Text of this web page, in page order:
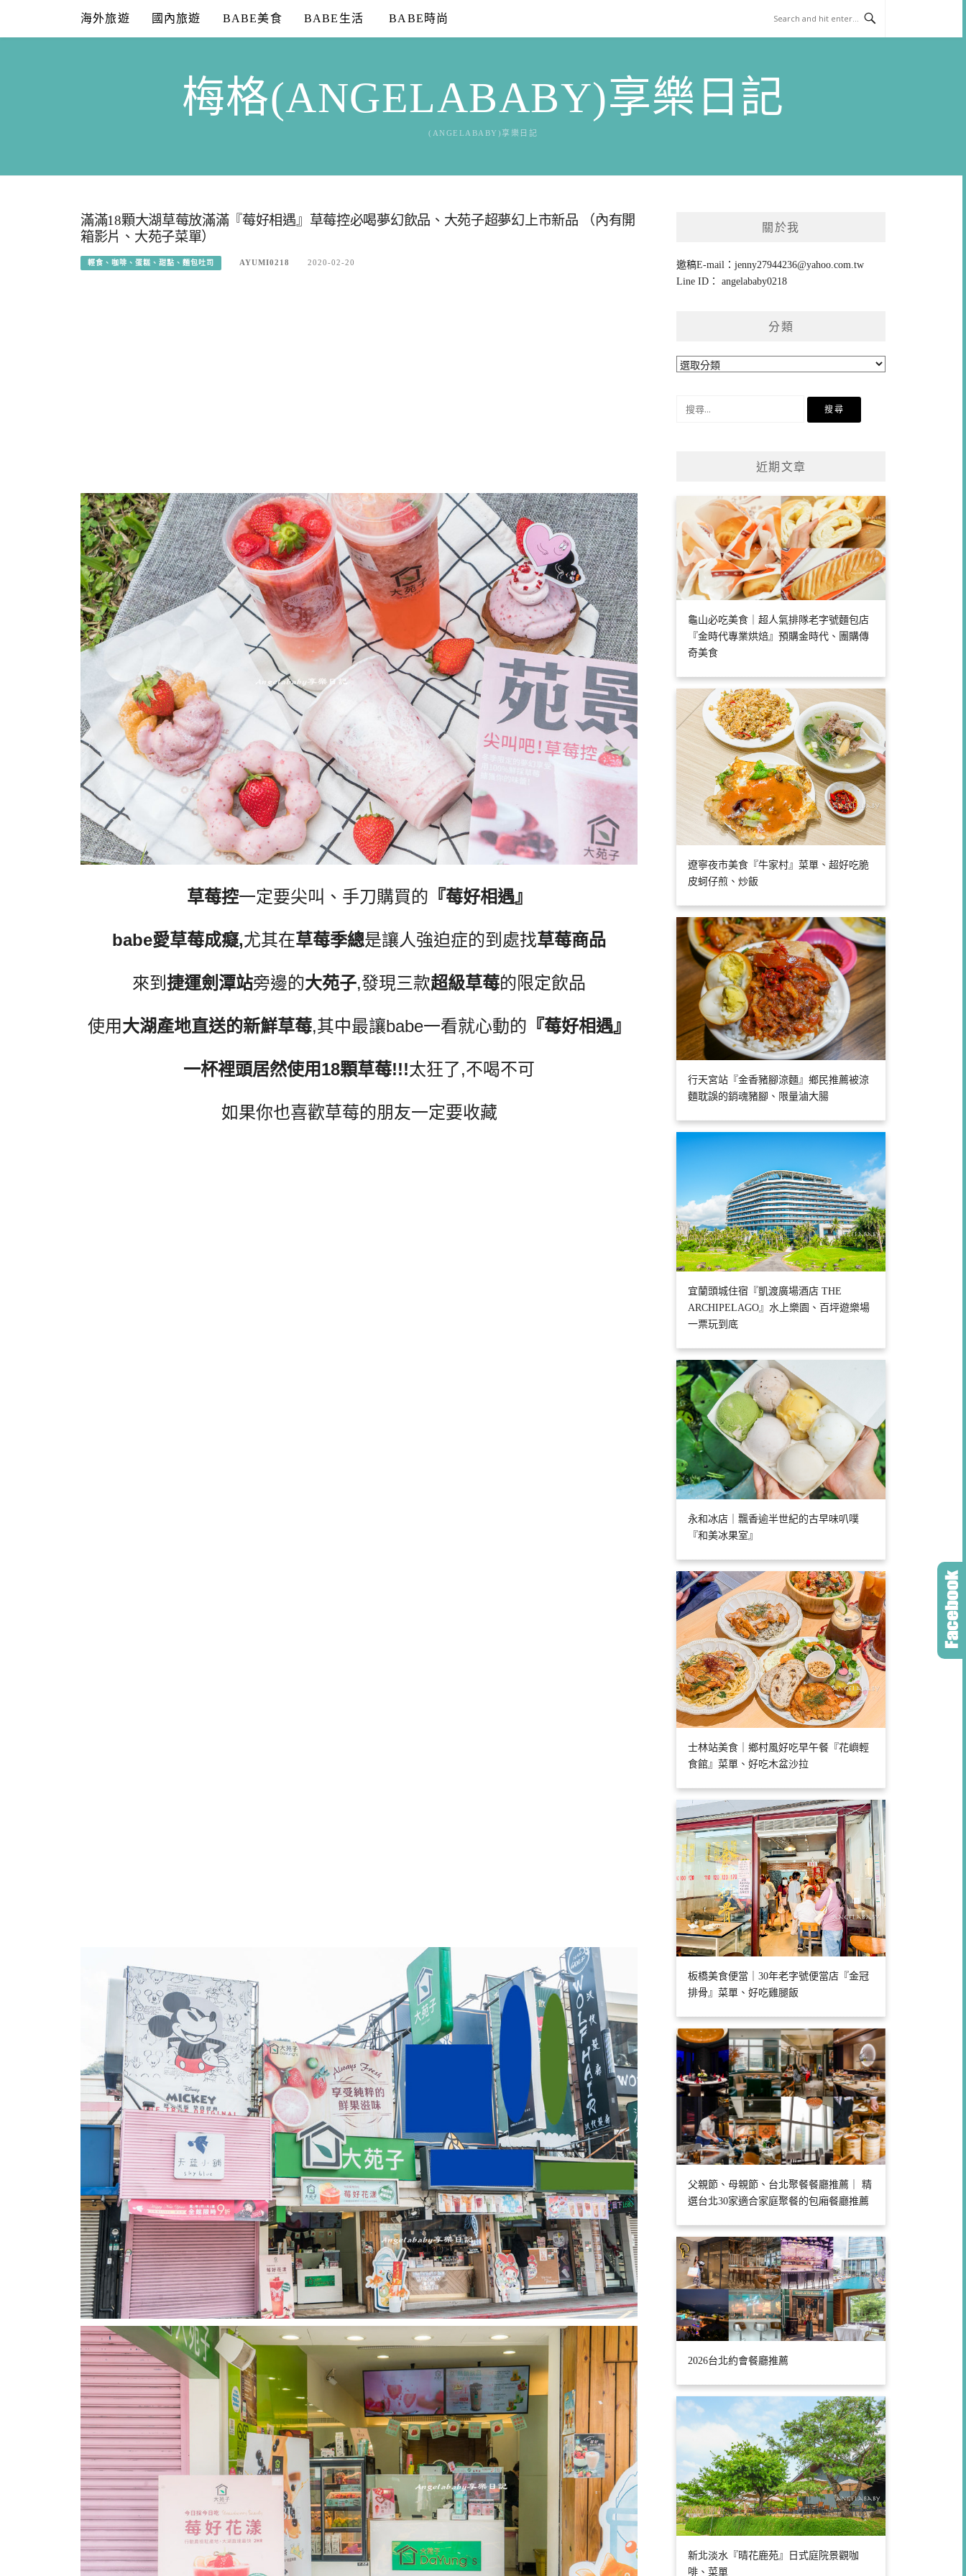
content
海外旅遊 國內旅遊 BABE美食 BABE生活 BABE時尚
梅格(ANGELABABY)享樂日記
(ANGELABABY)享樂日記
滿滿18顆大湖草莓放滿滿『莓好相遇』草莓控必喝夢幻飲品、大苑子超夢幻上市新品 （內有開
箱影片、大苑子菜單）
輕食、咖啡、蛋糕、甜點、麵包吐司 AYUMI0218 2020-02-20
草莓控一定要尖叫、手刀購買的 『莓好相遇』
babe愛草莓成癡,尤其在草莓季總是讓人強迫症的到處找草莓商品
來到捷運劍潭站旁邊的大苑子,發現三款超級草莓的限定飲品
使用大湖產地直送的新鮮草莓,其中最讓babe一看就心動的 『莓好相遇』
一杯裡頭居然使用18顆草莓!!!太狂了,不喝不可
如果你也喜歡草莓的朋友一定要收藏
關於我
邀稿E-mail：jenny27944236@yahoo.com.tw
Line ID： angelababy0218
分類
分
近期文章
龜山必吃美食｜超人氣排隊老字號麵包店
『金時代專業烘焙』預購金時代、團購傳
奇美食
遼寧夜市美食『牛家村』菜單、超好吃脆
皮蚵仔煎、炒飯
行天宮站『金香豬腳涼麵』鄉民推薦被涼
麵耽誤的銷魂豬腳、限量滷大腸
宜蘭頭城住宿『凱渡廣場酒店 THE
ARCHIPELAGO』水上樂園、百坪遊樂場
一票玩到底
永和冰店｜飄香逾半世紀的古早味叭噗
『和美冰果室』
士林站美食｜鄉村風好吃早午餐『花嶼輕
食館』菜單、好吃木盆沙拉
板橋美食便當｜30年老字號便當店『金冠
排骨』菜單、好吃雞腿飯
父親節、母親節、台北聚餐餐廳推薦｜ 精
選台北30家適合家庭聚餐的包廂餐廳推薦
2026台北約會餐廳推薦
新北淡水『晴花鹿苑』日式庭院景觀咖
啡、菜單